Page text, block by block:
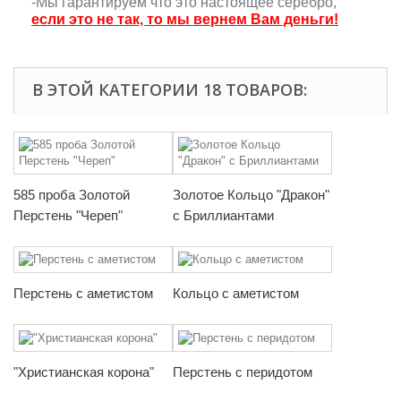
если это не так, то мы вернем Вам деньги!
В ЭТОЙ КАТЕГОРИИ 18 ТОВАРОВ:
585 проба Золотой
Перстень "Череп"
Золотое Кольцо "Дракон"
с Бриллиантами
Перстень с аметистом Кольцо с аметистом
"Христианская корона" Перстень с перидотом